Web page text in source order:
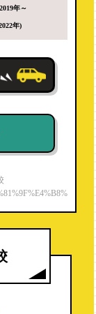
年～
年)